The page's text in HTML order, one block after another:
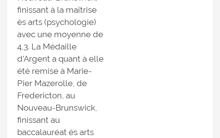
finissant à la maîtrise
ès arts (psychologie)
avec une moyenne de
4,3. La Médaille
d’Argent a quant à elle
été remise à Marie-
Pier Mazerolle, de
Fredericton, au
Nouveau-Brunswick,
finissant au
baccalauréat ès arts